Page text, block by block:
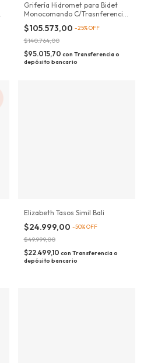
Grifería Hidromet para Bidet
Monocomando C/Trasnferencia
Cromada Mod: 08402CRCR
$105.573,00 -25%OFF
$140.764,00
$95.015,70 con Transferencia o
depósito bancario
Elizabeth Tasos Simil Bali
$24.999,00 -50%OFF
$49.999,00
$22.499,10 con Transferencia o
depósito bancario